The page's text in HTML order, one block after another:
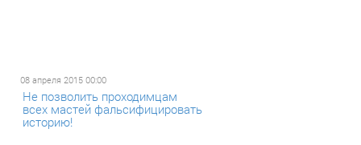
08 апреля 2015 00:00
Не позволить проходимцам
всех мастей фальсифицировать
историю!